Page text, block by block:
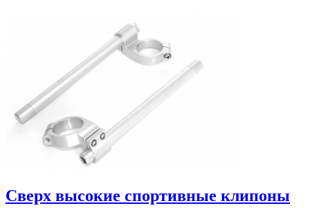
Сверх высокие спортивные клипоны